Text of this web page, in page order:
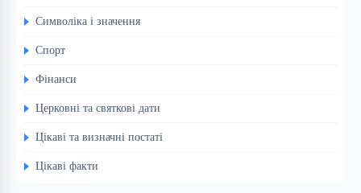
Символіка і значення
Спорт
Фінанси
Церковні та святкові дати
Цікаві та визначні постаті
Цікаві факти